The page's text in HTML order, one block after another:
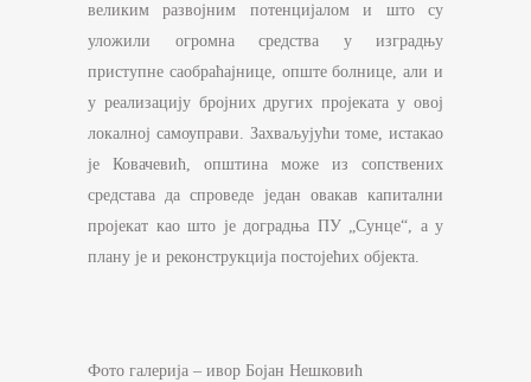
великим развојним потенцијалом и што су
уложили огромна средства у изградњу
приступне саобраћајнице, опште болнице, али и
у реализацију бројних других пројеката у овој
локалној самоуправи. Захваљујући томе, истакао
је Ковачевић, општина може из сопствених
средстава да спроведе један овакав капитални
пројекат као што је доградња ПУ „Сунце“, а у
плану је и реконструкција постојећих објекта.
Фото галерија – ивор Бојан Нешковић